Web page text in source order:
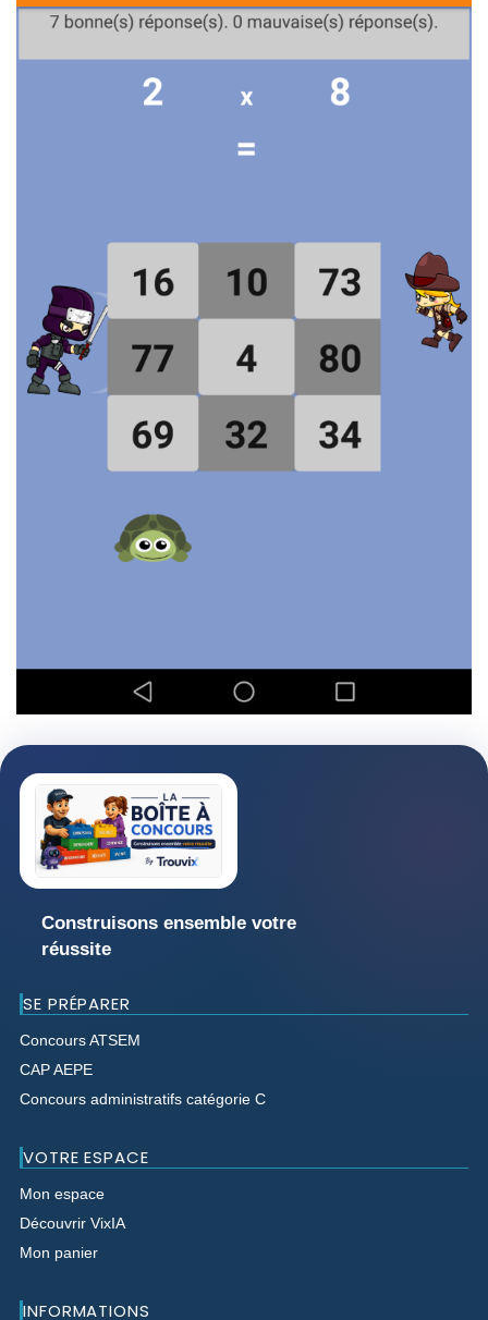
Construisons ensemble votre
réussite
SE PRÉPARER
Concours ATSEM
CAP AEPE
Concours administratifs catégorie C
VOTRE ESPACE
Mon espace
Découvrir VixIA
Mon panier
INFORMATIONS